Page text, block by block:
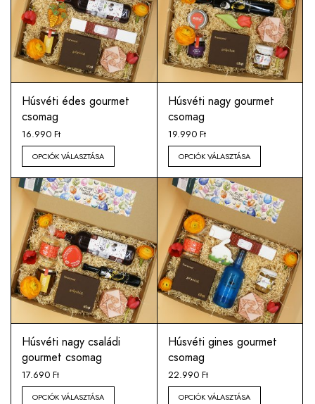
Húsvéti édes gourmet
csomag
16.990 Ft
OPCIÓK VÁLASZTÁSA
Húsvéti nagy gourmet
csomag
19.990 Ft
OPCIÓK VÁLASZTÁSA
Húsvéti nagy családi
gourmet csomag
17.690 Ft
OPCIÓK VÁLASZTÁSA
Húsvéti gines gourmet
csomag
22.990 Ft
OPCIÓK VÁLASZTÁSA